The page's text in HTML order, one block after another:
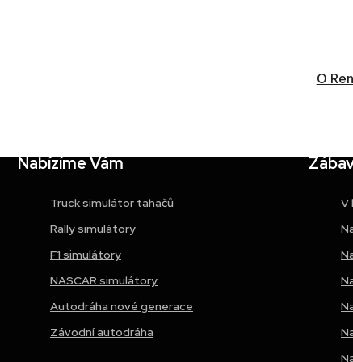
O
Nabízíme Vám
Truck simulátor tahačů
Rally simulátory
F1 simulátory
NASCAR simulátory
Autodráha nové generace
Závodní autodráha
V